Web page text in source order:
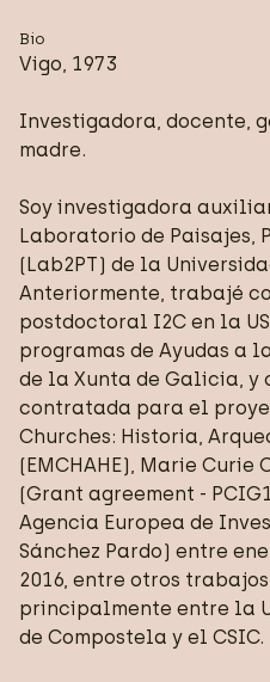
Bio
Vigo, 1973
Investigadora, docente,
madre.
Soy investigadora
Laboratorio de Paisajes,
(Lab2PT) de la
Anteriormente, trabajé
postdoctoral I2C en la
programas de Ayudas a
de la Xunta de Galicia, y
contratada para el
Churches: Historia,
(EMCHAHE), Marie
(Grant agreement -
Agencia Europea de
Sánchez Pardo) entre
2016, entre otros
principalmente entre la
de Compostela y el CSIC.